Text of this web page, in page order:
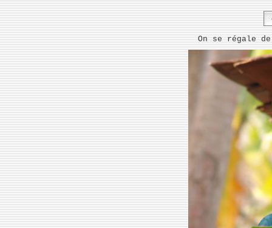
On se régale